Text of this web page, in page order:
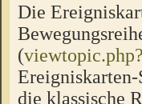
Die
(
die klassische